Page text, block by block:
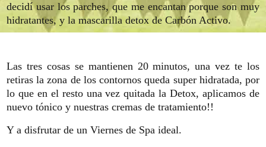
decidí usar los parches, que me encantan porque son muy
hidratantes, y la mascarilla detox de Carbón Activo.
Las tres cosas se mantienen 20 minutos, una vez te los
retiras la zona de los contornos queda super hidratada, por
lo que en el resto una vez quitada la Detox, aplicamos de
nuevo tónico y nuestras cremas de tratamiento!!
Y a disfrutar de un Viernes de Spa ideal.